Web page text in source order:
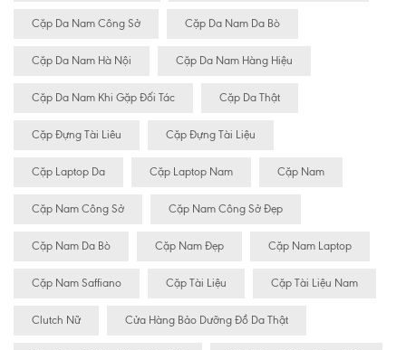
Cặp Da Nam Công Sở Cặp Da Nam Da Bò
Cặp Da Nam Hà Nội Cặp Da Nam Hàng Hiệu
Cặp Da Nam Khi Gặp Đối Tác Cặp Da Thật
Cặp Đựng Tài Liêu Cặp Đựng Tài Liệu
Cặp Laptop Da Cặp Laptop Nam Cặp Nam
Cặp Nam Công Sở Cặp Nam Công Sở Đẹp
Cặp Nam Da Bò Cặp Nam Đẹp Cặp Nam Laptop
Cặp Nam Saffiano Cặp Tài Liệu Cặp Tài Liệu Nam
Clutch Nữ Cửa Hàng Bảo Dưỡng Đồ Da Thật